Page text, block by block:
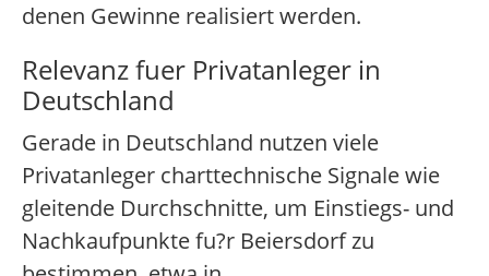
denen Gewinne realisiert werden.
Relevanz fuer Privatanleger in
Deutschland
Gerade in Deutschland nutzen viele
Privatanleger charttechnische Signale wie
gleitende Durchschnitte, um Einstiegs- und
Nachkaufpunkte fu?r Beiersdorf zu